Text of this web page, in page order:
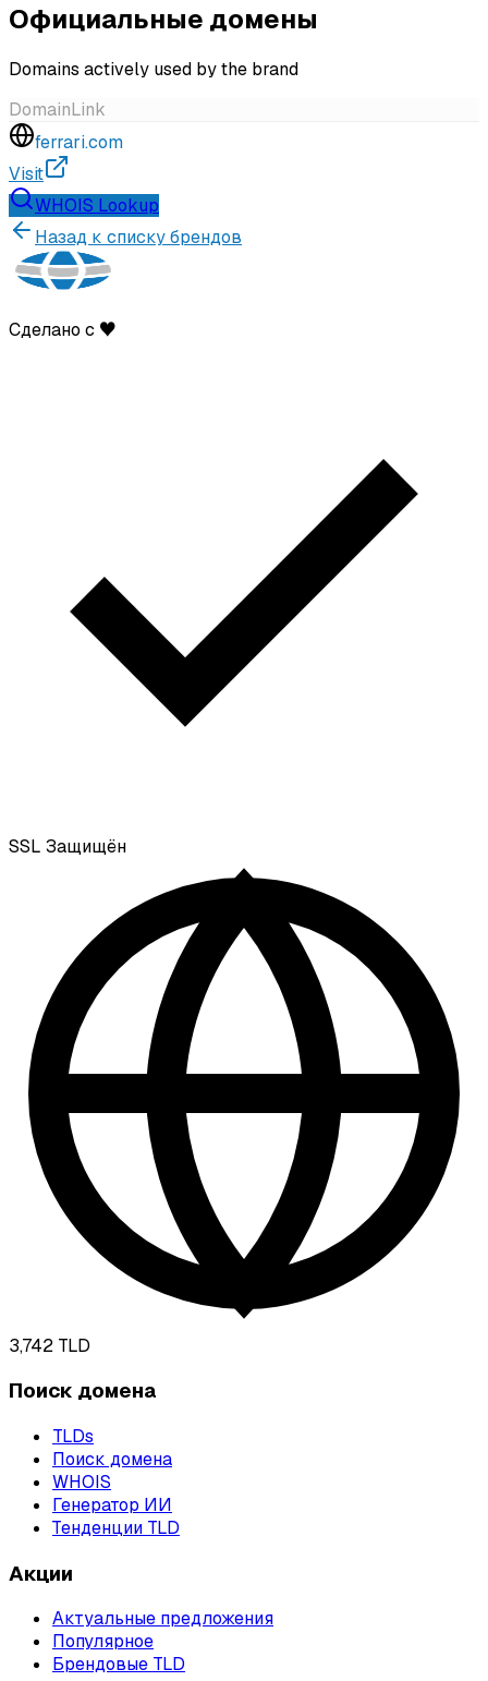
Официальные домены
Domains actively used by the brand
DomainLink
ferrari.com
Visit
WHOIS Lookup
Назад к списку брендов
Сделано с ♥
SSL Защищён
3,742 TLD
Поиск домена
TLDs
Поиск домена
WHOIS
Генератор ИИ
Тенденции TLD
Акции
Актуальные предложения
Популярное
Брендовые TLD